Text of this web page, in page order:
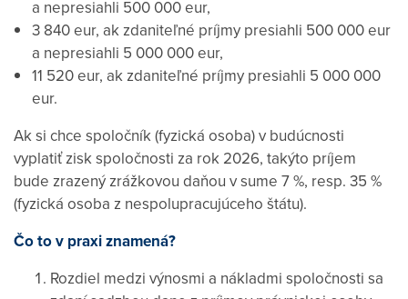
a nepresiahli 500 000 eur,
3 840 eur, ak zdaniteľné príjmy presiahli 500 000 eur
a nepresiahli 5 000 000 eur,
11 520 eur, ak zdaniteľné príjmy presiahli 5 000 000
eur.
Ak si chce spoločník (fyzická osoba) v budúcnosti
vyplatiť zisk spoločnosti za rok 2026, takýto príjem
bude zrazený zrážkovou daňou v sume 7 %, resp. 35 %
(fyzická osoba z nespolupracujúceho štátu).
Čo to v praxi znamená?
Rozdiel medzi výnosmi a nákladmi spoločnosti sa